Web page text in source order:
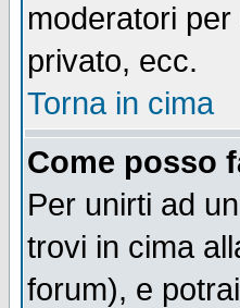
moderatori
privato, ecc.
Torna in cima
Come posso
Per unirti ad
trovi in cima
forum), e